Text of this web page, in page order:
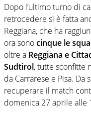
Dopo l’ultimo turno di
retrocedere si è fatta
Reggiana, che ha
ora sonocinque le
oltre a Reggiana e
Sudtirol, tutte sconfitte
da Carrarese e Pisa.
recuperare il match
domenica 27 aprile alle